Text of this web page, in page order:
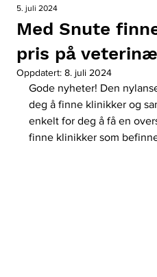
Med Snute
pris på
5. juli 2024
Oppdatert:8. juli 2024
Gode nyheter! Den
deg å finne klinikker og
enkelt for deg å få en
finne klinikker som